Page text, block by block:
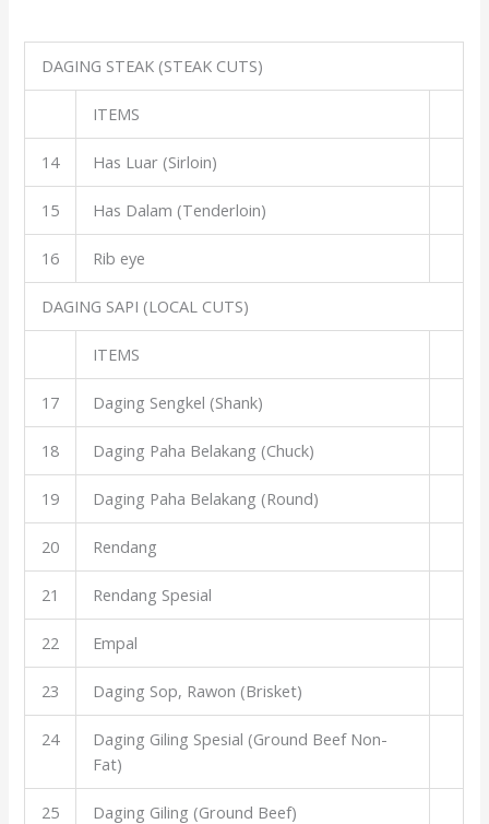
DAGING STEAK (STEAK CUTS)
ITEMS
14 Has Luar (Sirloin)
15 Has Dalam (Tenderloin)
16 Rib eye
DAGING SAPI (LOCAL CUTS)
ITEMS
17 Daging Sengkel (Shank)
18 Daging Paha Belakang (Chuck)
19 Daging Paha Belakang (Round)
20 Rendang
21 Rendang Spesial
22 Empal
23 Daging Sop, Rawon (Brisket)
24
Daging Giling Spesial (Ground Beef Non-
Fat)
25 Daging Giling (Ground Beef)